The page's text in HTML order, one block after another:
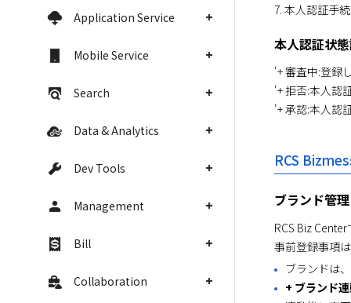
Application Service
Mobile Service
Search
Data & Analytics
Dev Tools
Management
Bill
Collaboration
7. 本人認証手
本人認証状
'+ 審査中:登録
'+ 拒否:本人認
'+ 承認:本人認
RCS
ブランド管理
RCS Biz
事前登録事項は
ブランドは
+ ブランド